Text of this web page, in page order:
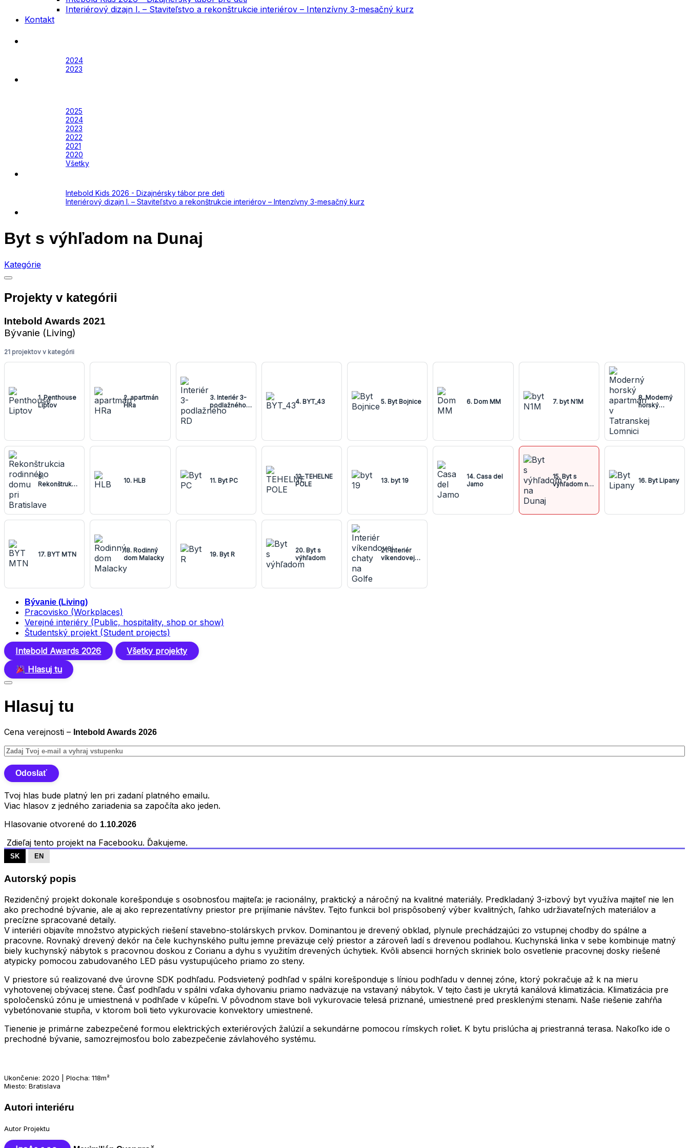
Interiérový dizajn I. – Staviteľstvo a rekonštrukcie interiérov – Intenzívny 3-mesačný kurz
Kontakt
2024
2023
2025
2024
2023
2022
2021
2020
Všetky
Intebold Kids 2026 - Dizajnérsky tábor pre deti
Interiérový dizajn I. – Staviteľstvo a rekonštrukcie interiérov – Intenzívny 3-mesačný kurz
Byt s výhľadom na Dunaj
Kategórie
Projekty v kategórii
Intebold Awards 2021
Bývanie (Living)
21 projektov v kategórii
1. Penthouse
Liptov
2. apartmán
HRa
3. Interiér 3-
podlažného
RD
4. BYT_43 5. Byt Bojnice 6. Dom MM 7. byt N1M
8. Moderný
horský
Tatranskej
Lomnici
9.
Rekonštrukcia
Bratislave
10. HLB 11. Byt PC
12. TEHELNE
POLE
13. byt 19
14. Casa del
Jamo
15. Byt s
výhľadom na
16. Byt Lipany
17. BYT MTN
18. Rodinný
dom Malacky
19. Byt R
20. Byt s
výhľadom
21. Interiér
víkendovej
Bývanie (Living)
Pracovisko (Workplaces)
Verejné interiéry (Public, hospitality, shop or show)
Študentský projekt (Student projects)
Intebold Awards 2026
Všetky projekty
Hlasuj tu
Hlasuj tu
Cena verejnosti – Intebold Awards 2026
Tvoj hlas bude platný len pri zadaní platného emailu.
Viac hlasov z jedného zariadenia sa započíta ako jeden.
Hlasovanie otvorené do 1.10.2026
Zdieľaj tento projekt na Facebooku. Ďakujeme.
SK EN
Autorský popis
Rezidenčný projekt dokonale korešponduje s osobnosťou majiteľa: je racionálny, praktický a náročný na kvalitné materiály. Predkladaný 3-izbový byt využíva majiteľ nie len
ako prechodné bývanie, ale aj ako reprezentatívny priestor pre prijímanie návštev. Tejto funkcii bol prispôsobený výber kvalitných, ľahko udržiavateľných materiálov a
precízne spracované detaily.
V interiéri objavíte množstvo atypických riešení stavebno-stolárskych prvkov. Dominantou je drevený obklad, plynule prechádzajúci zo vstupnej chodby do spálne a
pracovne. Rovnaký drevený dekór na čele kuchynského pultu jemne preväzuje celý priestor a zároveň ladí s drevenou podlahou. Kuchynská linka v sebe kombinuje matný
biely kuchynský nábytok s pracovnou doskou z Corianu a dyhu s využitím drevených úchytiek. Kvôli absencii horných skriniek bolo osvetlenie pracovnej dosky riešené
atypicky pomocou zabudovaného LED pásu vystupujúceho priamo zo steny.
V priestore sú realizované dve úrovne SDK podhľadu. Podsvietený podhľad v spálni korešponduje s líniou podhľadu v dennej zóne, ktorý pokračuje až k na mieru
vyhotovenej obývacej stene. Časť podhľadu v spálni vďaka dyhovaniu priamo nadväzuje na vstavaný nábytok. V tejto časti je ukrytá kanálová klimatizácia. Klimatizácia pre
spoločenskú zónu je umiestnená v podhľade v kúpeľni. V pôvodnom stave boli vykurovacie telesá priznané, umiestnené pred presklenými stenami. Naše riešenie zahŕňa
vybetónovanie stupňa, v ktorom boli tieto vykurovacie konvektory umiestnené.
Tienenie je primárne zabezpečené formou elektrických exteriérových žalúzií a sekundárne pomocou rímskych roliet. K bytu prislúcha aj priestranná terasa. Nakoľko ide o
prechodné bývanie, samozrejmosťou bolo zabezpečenie závlahového systému.
Ukončenie: 2020 | Plocha: 118m²
Miesto: Bratislava
Autori interiéru
Autor Projektu